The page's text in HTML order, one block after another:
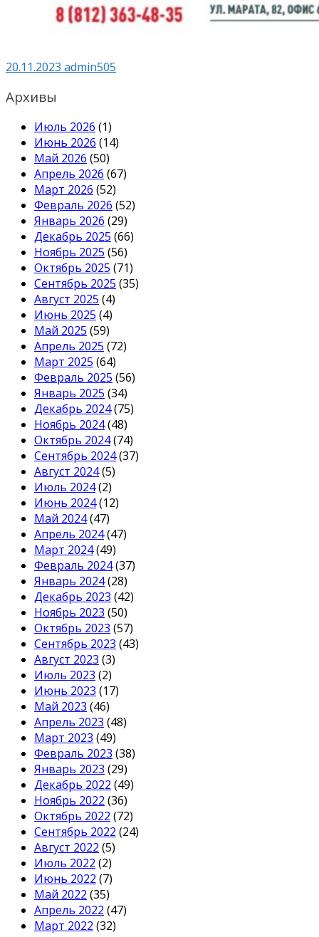
20.11.2023 admin505
Архивы
Июль 2026 (1)
Июнь 2026 (14)
Май 2026 (50)
Апрель 2026 (67)
Март 2026 (52)
Февраль 2026 (52)
Январь 2026 (29)
Декабрь 2025 (66)
Ноябрь 2025 (56)
Октябрь 2025 (71)
Сентябрь 2025 (35)
Август 2025 (4)
Июнь 2025 (4)
Май 2025 (59)
Апрель 2025 (72)
Март 2025 (64)
Февраль 2025 (56)
Январь 2025 (34)
Декабрь 2024(75)
Ноябрь 2024(48)
Октябрь 2024(74)
Сентябрь 2024(37)
Август 2024(5)
Июль 2024(2)
Июнь 2024(12)
Май 2024(47)
Апрель 2024(47)
Март 2024(49)
Февраль 2024(37)
Январь 2024(28)
Декабрь 2023 (42)
Ноябрь 2023 (50)
Октябрь 2023 (57)
Сентябрь 2023 (43)
Август 2023 (3)
Июль 2023 (2)
Июнь 2023 (17)
Май 2023 (46)
Апрель 2023 (48)
Март 2023 (49)
Февраль 2023 (38)
Январь 2023 (29)
Декабрь 2022 (49)
Ноябрь 2022 (36)
Октябрь 2022 (72)
Сентябрь 2022 (24)
Август 2022 (5)
Июль 2022 (2)
Июнь 2022 (7)
Май 2022 (35)
Апрель 2022 (47)
Март 2022 (32)